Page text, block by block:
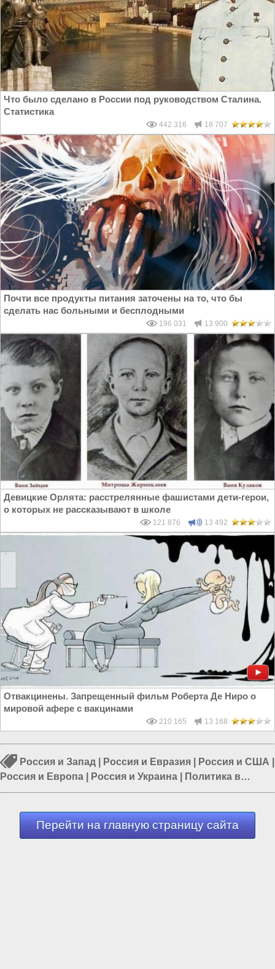
Что было сделано в России под руководством Сталина.
Статистика
442 316 18 707
Почти все продукты питания заточены на то, что бы
сделать нас больными и бесплодными
196 031 13 900
Девицкие Орлята: расстрелянные фашистами дети-герои,
о которых не рассказывают в школе
121 876 13 492
Отвакцинены. Запрещенный фильм Роберта Де Ниро о
мировой афере с вакцинами
210 165 13 168
Россия и Запад Россия и Евразия Россия и США
Россия и Европа
Россия и Украина
Политика в
России|Власть в РФ
Перейти на главную страницу сайта